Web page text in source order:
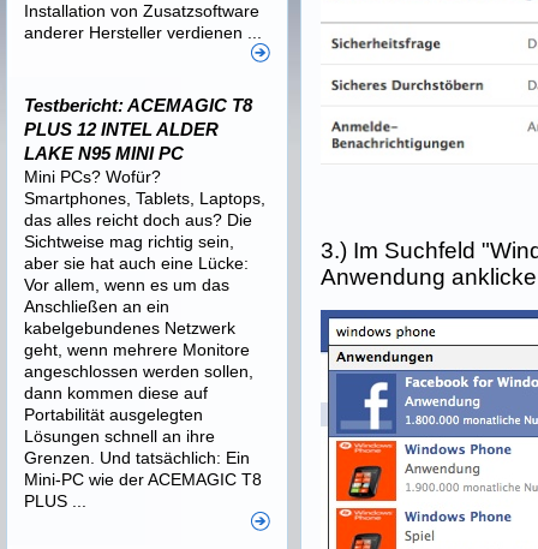
3.) Im Suchfeld
Anwendung
Installation von Zusatzsoftware
anderer Hersteller verdienen ...
Testbericht: ACEMAGIC T8
PLUS 12 INTEL ALDER
LAKE N95 MINI PC
Mini PCs? Wofür?
Smartphones, Tablets, Laptops,
das alles reicht doch aus? Die
Sichtweise mag richtig sein,
aber sie hat auch eine Lücke:
Vor allem, wenn es um das
Anschließen an ein
kabelgebundenes Netzwerk
geht, wenn mehrere Monitore
angeschlossen werden sollen,
dann kommen diese auf
Portabilität ausgelegten
Lösungen schnell an ihre
Grenzen. Und tatsächlich: Ein
Mini-PC wie der ACEMAGIC T8
PLUS ...